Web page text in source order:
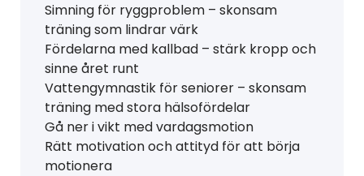
Simning för ryggproblem – skonsam
träning som lindrar värk
Fördelarna med kallbad – stärk kropp och
sinne året runt
Vattengymnastik för seniorer – skonsam
träning med stora hälsofördelar
Gå ner i vikt med vardagsmotion
Rätt motivation och attityd för att börja
motionera